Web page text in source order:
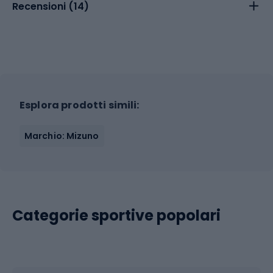
Recensioni (14)
Esplora prodotti simili:
Marchio: Mizuno
Categorie sportive popolari